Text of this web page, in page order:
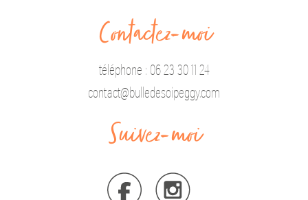
Contactez-moi
téléphone : 06 23 30 11 24
contact@bulledesoipeggy.com
Suivez-moi